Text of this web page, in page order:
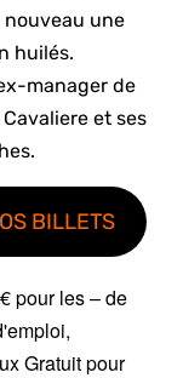
nouveau une
huilés.
manager de
et ses
BILLETS
pour les – de
Gratuit pour